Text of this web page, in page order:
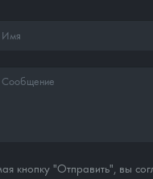
кнопку "Отправить", вы